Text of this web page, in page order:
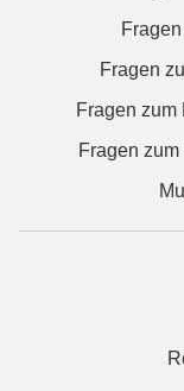
Fragen
Fragen zum
Fragen